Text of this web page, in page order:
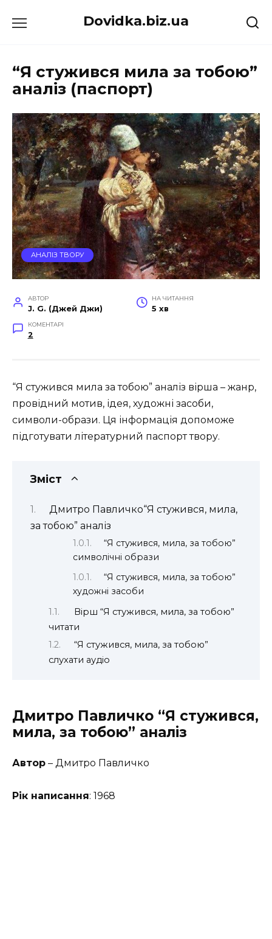
до
Dovidka.biz.ua
“Я стужився мила за тобою”
аналіз (паспорт)
АНАЛІЗ ТВОРУ
АВТОР
J. G. (Джей Джи)
НА ЧИТАННЯ
5 хв
КОМЕНТАРІ
2
“Я стужився мила за тобою” аналіз вірша – жанр,
провідний мотив, ідея, художні засоби,
символи-образи. Ця інформація допоможе
підготувати літературний паспорт твору.
Зміст
Дмитро Павличко“Я стужився, мила,
за тобою” аналіз
“Я стужився, мила, за тобою”
символічні образи
“Я стужився, мила, за тобою”
художні засоби
Вірш “Я стужився, мила, за тобою”
читати
“Я стужився, мила, за тобою”
слухати аудіо
Дмитро Павличко “Я стужився,
мила, за тобою” аналіз
Автор – Дмитро Павличко
Рік написання: 1968